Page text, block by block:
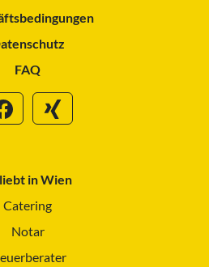
FAQ
in Wien
Catering
Notar